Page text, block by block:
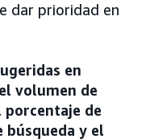
dar prioridad en
en
volumen de
de
búsqueda y el